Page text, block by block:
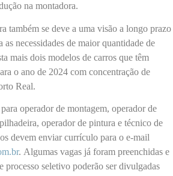
na montadora.
também se deve a uma visão a longo prazo
as necessidades de maior quantidade de
mais dois modelos de carros que têm
o ano de 2024 com concentração de
Real.
operador de montagem, operador de
operador de pintura e técnico de
devem enviar currículo para o e-mail
. Algumas vagas já foram preenchidas e
processo seletivo poderão ser divulgadas